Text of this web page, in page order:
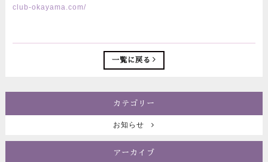
club-okayama.com/
一覧に戻る
カテゴリー
お知らせ
アーカイブ